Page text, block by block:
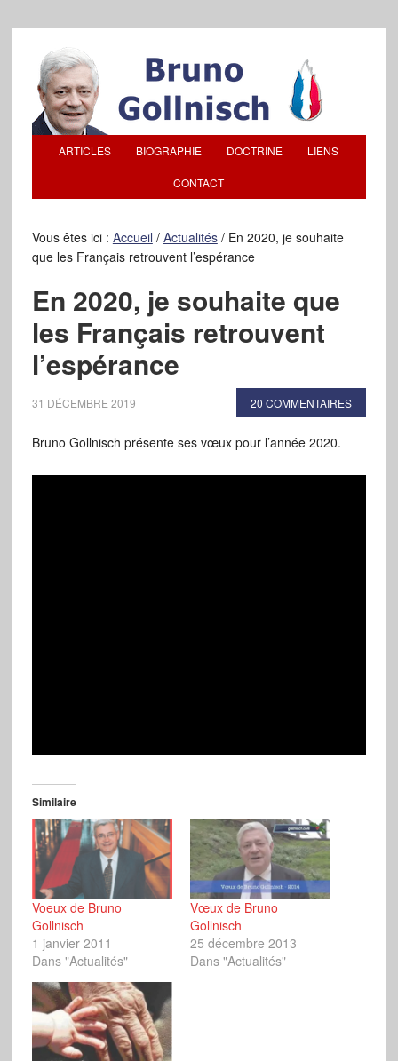
ARTICLES BIOGRAPHIE DOCTRINE LIENS
CONTACT
Vous êtes ici : Accueil / Actualités /En 2020, je souhaite
que les Français retrouvent l’espérance
En 2020, je souhaite que
les Français retrouvent
l’espérance
31 DÉCEMBRE 2019 20 COMMENTAIRES
Bruno Gollnisch présente ses vœux pour l’année 2020.
Similaire
Voeux de Bruno
Gollnisch
1 janvier 2011
Dans "Actualités"
Vœux de Bruno
Gollnisch
25 décembre 2013
Dans "Actualités"